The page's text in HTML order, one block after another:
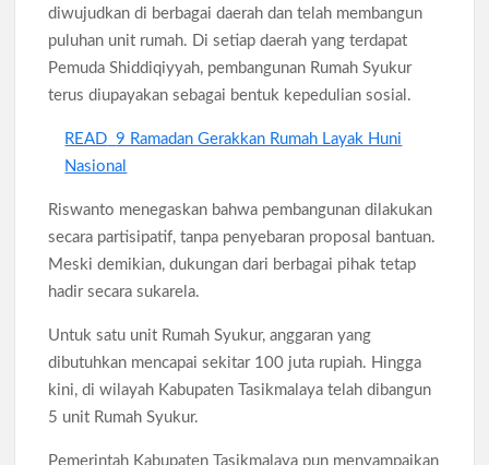
diwujudkan di berbagai daerah dan telah membangun
puluhan unit rumah. Di setiap daerah yang terdapat
Pemuda Shiddiqiyyah, pembangunan Rumah Syukur
terus diupayakan sebagai bentuk kepedulian sosial.
READ 9 Ramadan Gerakkan Rumah Layak Huni
Nasional
Riswanto menegaskan bahwa pembangunan dilakukan
secara partisipatif, tanpa penyebaran proposal bantuan.
Meski demikian, dukungan dari berbagai pihak tetap
hadir secara sukarela.
Untuk satu unit Rumah Syukur, anggaran yang
dibutuhkan mencapai sekitar 100 juta rupiah. Hingga
kini, di wilayah Kabupaten Tasikmalaya telah dibangun
5 unit Rumah Syukur.
Pemerintah Kabupaten Tasikmalaya pun menyampaikan